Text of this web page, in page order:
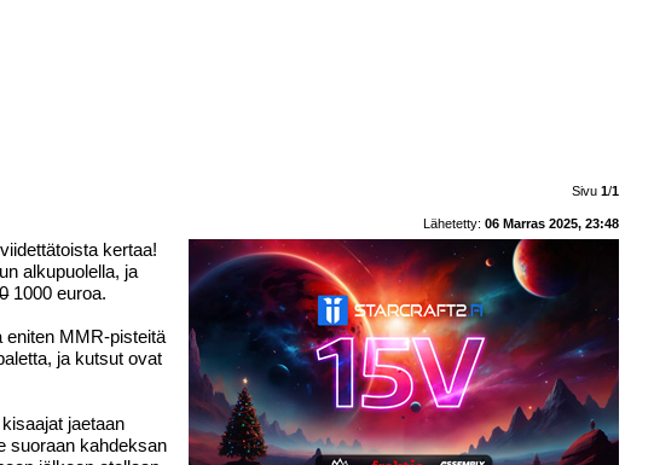
Sivu 1/1
Lähetetty: 06 Marras 2025, 23:48
kertaa!
alkupuolella, ja
1000 euroa.
eniten MMR-pisteitä
ja kutsut ovat
jaetaan
suoraan kahdeksan